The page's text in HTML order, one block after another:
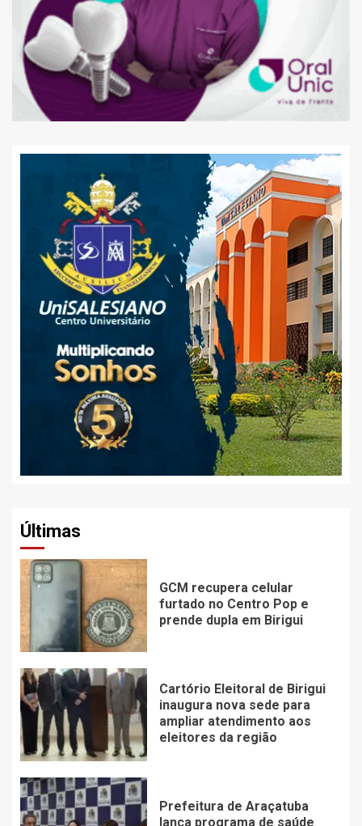
Últimas
GCM recupera celular
furtado no Centro Pop e
prende dupla em Birigui
Cartório Eleitoral de Birigui
inaugura nova sede para
ampliar atendimento aos
eleitores da região
Prefeitura de Araçatuba
lança programa de saúde